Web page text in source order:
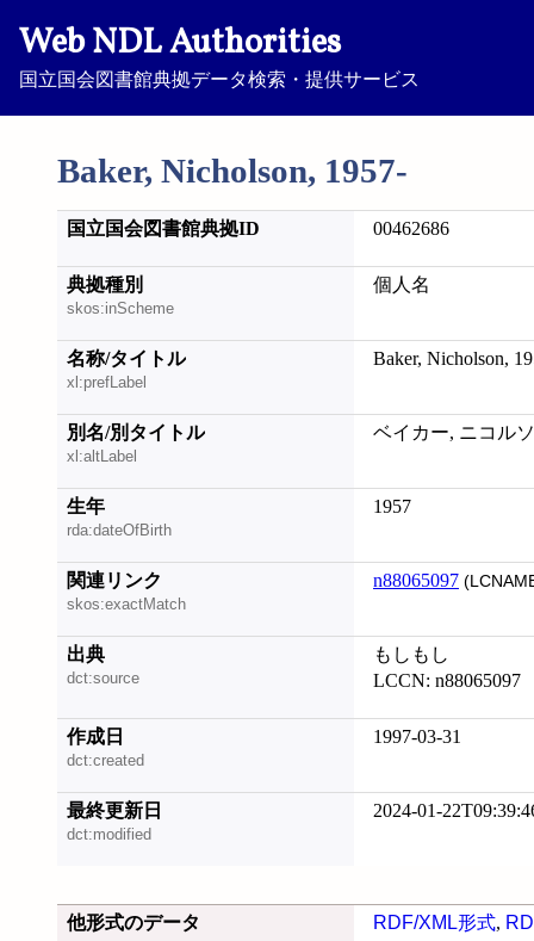
Web NDL Authorities
国立国会図書館典拠データ検索・提供サービス
Baker, Nicholson, 1957-
国立国会図書館典拠ID 00462686
典拠種別
skos:inScheme
個人名
名称/タイトル
xl:prefLabel
Baker, Nicholson,
別名/別タイトル
xl:altLabel
ベイカー, ニコル
生年
rda:dateOfBirth
1957
関連リンク
skos:exactMatch
n88065097
出典
dct:source
もしもし
LCCN: n88065097
作成日
dct:created
1997-03-31
最終更新日
dct:modified
2024-01-
他形式のデータ RDF/XML形式,